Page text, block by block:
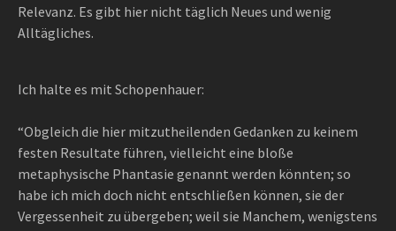
Relevanz. Es gibt hier nicht täglich Neues und wenig
Alltägliches.
Ich halte es mit Schopenhauer:
“Obgleich die hier mitzutheilenden Gedanken zu keinem
festen Resultate führen, vielleicht eine bloße
metaphysische Phantasie genannt werden könnten; so
habe ich mich doch nicht entschließen können, sie der
Vergessenheit zu übergeben; weil sie Manchem, wenigstens